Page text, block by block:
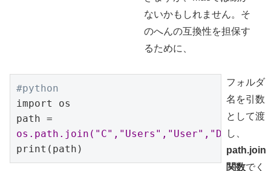
ないかもしれません。そ
のへんの互換性を担保す
るために、
#python
import os
print(path)
フォルダ
名を引数
として渡
し、
path.join
関数でく